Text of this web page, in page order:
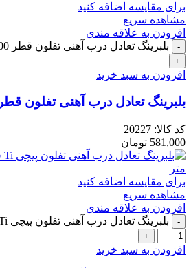
برای مقایسه اضافه کنید
مشاهده سریع
افزودن به علاقه مندی
بلبرینگ تعادل درب آهنی تفلون قطر 100 میلی متر عدد
افزودن به سبد خرید
بلبرینگ تعادل درب آهنی تفلون قطر 100 میلی متر
کد کالا: 20227
581,000 تومان
برای مقایسه اضافه کنید
مشاهده سریع
افزودن به علاقه مندی
بلبرینگ تعادل درب آهنی تفلون پیچی Ti قطر 80 میلی متر عدد
افزودن به سبد خرید